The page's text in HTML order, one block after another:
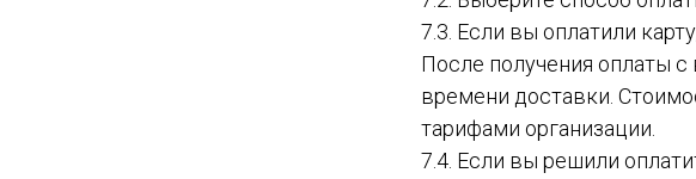
7.3. Если вы оплатили
После получения оплаты с
времени доставки.
тарифами организации.
7.4. Если вы решили